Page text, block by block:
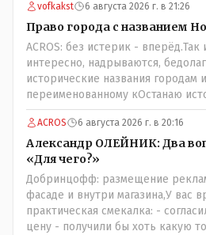
vofkakst 6 августа 2026 г. в 21:26
Право города с названием
ACROS: без истерик -
интересно, надрываются,
исторические названия городам
переименованному кОстанаю
для этого же эти она.. ономасты
тоже двойной стандарт есть?
ACROS 6 августа 2026 г. в 20:16
Александр ОЛЕЙНИК: Два
«Для чего?»
Добринцофф: размещение
фасаде и внутри магазина,У вас
практическая смекалка: -
цену - получили бы хоть какую